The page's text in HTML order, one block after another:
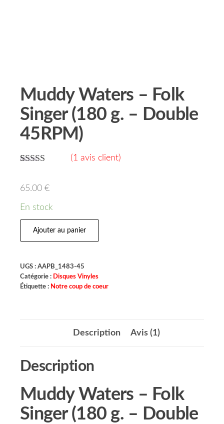
Muddy Waters – Folk
Singer (180 g. – Double
45RPM)
surnotation
( 1 avis client)
65.00 €
En stock
Ajouter au panier
UGS : AAPB_1483-45
Catégorie : Disques Vinyles
Étiquette : Notre coup de coeur
Description Avis (1)
Description
Muddy Waters – Folk
Singer (180 g. – Double